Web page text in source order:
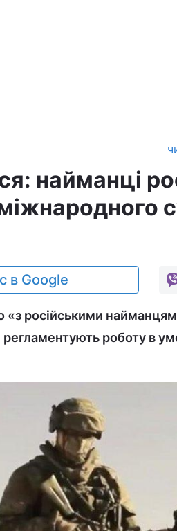
найманці
в Google
російськими
роботу в